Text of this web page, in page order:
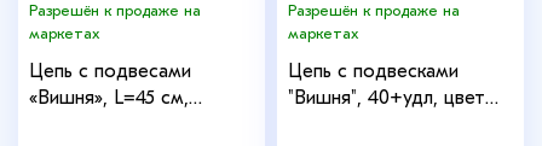
Разрешён к продаже на
маркетах
Цепь с подвесами
«Вишня», L=45 см,
Разрешён к продаже на
маркетах
Цепь с подвесками
"Вишня", 40+удл, цвет